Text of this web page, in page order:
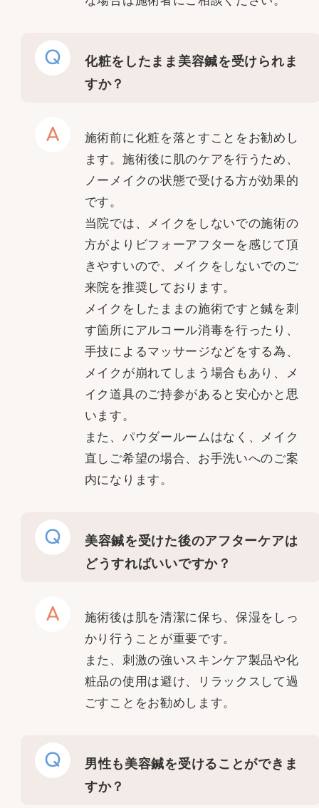
Q
化粧をしたまま美容鍼を受けられま
すか？
A
施術前に化粧を落とすことをお勧めし
ます。施術後に肌のケアを行うため、
ノーメイクの状態で受ける方が効果的
です。
当院では、メイクをしないでの施術の
方がよりビフォーアフターを感じて頂
きやすいので、メイクをしないでのご
来院を推奨しております。
メイクをしたままの施術ですと鍼を刺
す箇所にアルコール消毒を行ったり、
手技によるマッサージなどをする為、
メイクが崩れてしまう場合もあり、メ
イク道具のご持参があると安心かと思
います。
また、パウダールームはなく、メイク
直しご希望の場合、お手洗いへのご案
内になります。
Q
美容鍼を受けた後のアフターケアは
どうすればいいですか？
A
施術後は肌を清潔に保ち、保湿をしっ
かり行うことが重要です。
また、刺激の強いスキンケア製品や化
粧品の使用は避け、リラックスして過
ごすことをお勧めします。
Q
男性も美容鍼を受けることができま
すか？